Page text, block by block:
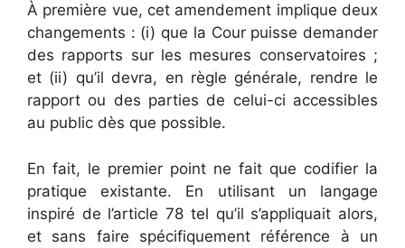
À première vue, cet amendement implique deux
changements : (i) que la Cour puisse demander
des rapports sur les mesures conservatoires ;
et (ii) qu’il devra, en règle générale, rendre le
rapport ou des parties de celui-ci accessibles
au public dès que possible.
En fait, le premier point ne fait que codifier la
pratique existante. En utilisant un langage
inspiré de l’article 78 tel qu’il s’appliquait alors,
et sans faire spécifiquement référence à un